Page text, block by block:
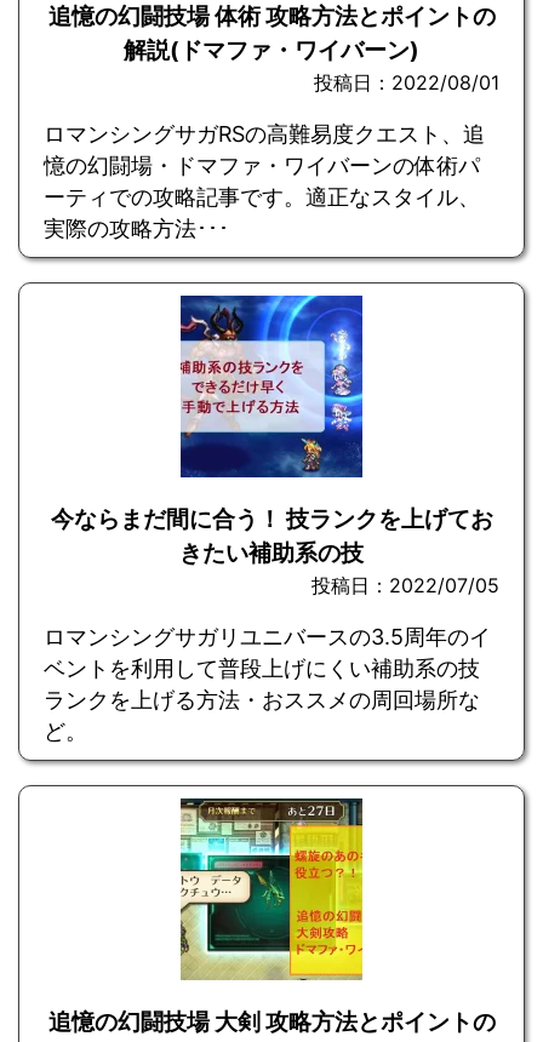
追憶の幻闘技場 体術 攻略方法とポイントの
解説(ドマファ・ワイバーン)
投稿日：2022/08/01
ロマンシングサガRSの高難易度クエスト、追
憶の幻闘場・ドマファ・ワイバーンの体術パ
ーティでの攻略記事です。適正なスタイル、
実際の攻略方法･･･
今ならまだ間に合う！ 技ランクを上げてお
きたい補助系の技
投稿日：2022/07/05
ロマンシングサガリユニバースの3.5周年のイ
ベントを利用して普段上げにくい補助系の技
ランクを上げる方法・おススメの周回場所な
ど。
追憶の幻闘技場 大剣 攻略方法とポイントの